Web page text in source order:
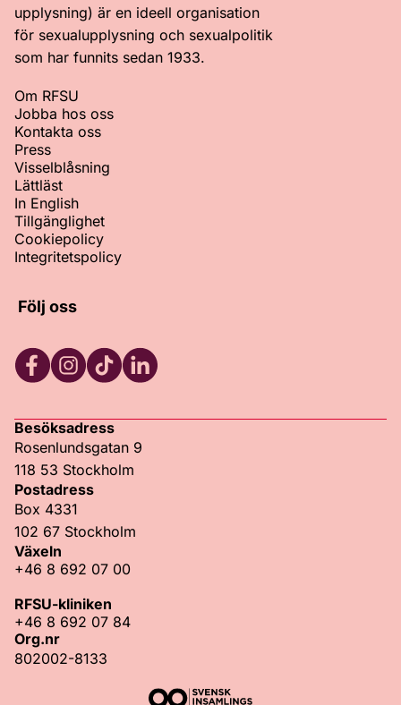
upplysning) är en ideell organisation
för sexualupplysning och sexualpolitik
som har funnits sedan 1933.
Om RFSU
Jobba hos oss
Kontakta oss
Press
Visselblåsning
Lättläst
In English
Tillgänglighet
Cookiepolicy
Integritetspolicy
Följ oss
Besöksadress
Rosenlundsgatan 9
118 53 Stockholm
Postadress
Box 4331
102 67 Stockholm
Växeln
+46 8 692 07 00
RFSU-kliniken
+46 8 692 07 84
Org.nr
802002-8133